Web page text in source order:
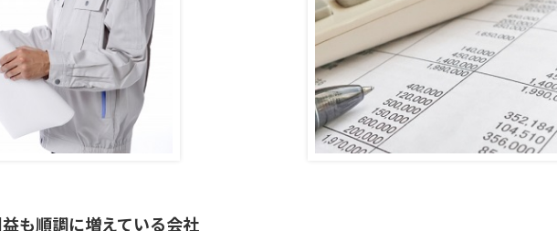
も順調に増えている会社